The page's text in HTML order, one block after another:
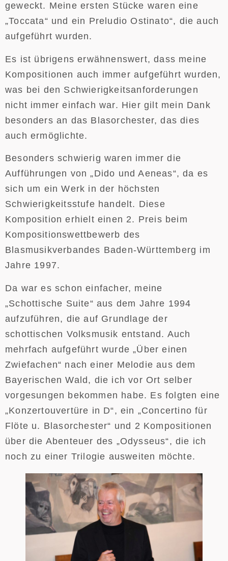
geweckt. Meine ersten Stücke waren eine
„Toccata“ und ein Preludio Ostinato“, die auch
aufgeführt wurden.
Es ist übrigens erwähnenswert, dass meine
Kompositionen auch immer aufgeführt wurden,
was bei den Schwierigkeitsanforderungen
nicht immer einfach war. Hier gilt mein Dank
besonders an das Blasorchester, das dies
auch ermöglichte.
Besonders schwierig waren immer die
Aufführungen von „Dido und Aeneas“, da es
sich um ein Werk in der höchsten
Schwierigkeitsstufe handelt. Diese
Komposition erhielt einen 2. Preis beim
Kompositionswettbewerb des
Blasmusikverbandes Baden-Württemberg im
Jahre 1997.
Da war es schon einfacher, meine
„Schottische Suite“ aus dem Jahre 1994
aufzuführen, die auf Grundlage der
schottischen Volksmusik entstand. Auch
mehrfach aufgeführt wurde „Über einen
Zwiefachen“ nach einer Melodie aus dem
Bayerischen Wald, die ich vor Ort selber
vorgesungen bekommen habe. Es folgten eine
„Konzertouvertüre in D“, ein „Concertino für
Flöte u. Blasorchester“ und 2 Kompositionen
über die Abenteuer des „Odysseus“, die ich
noch zu einer Trilogie ausweiten möchte.